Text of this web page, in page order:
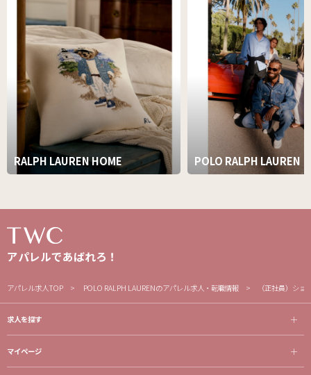
RALPH LAUREN HOME POLO RALPH LAUREN
アパレルであばれろ！
アパレル求人TOP POLO RALPH LAURENのアパレル求人・転職情報 （正社員）シ
求人を探す
マイページ